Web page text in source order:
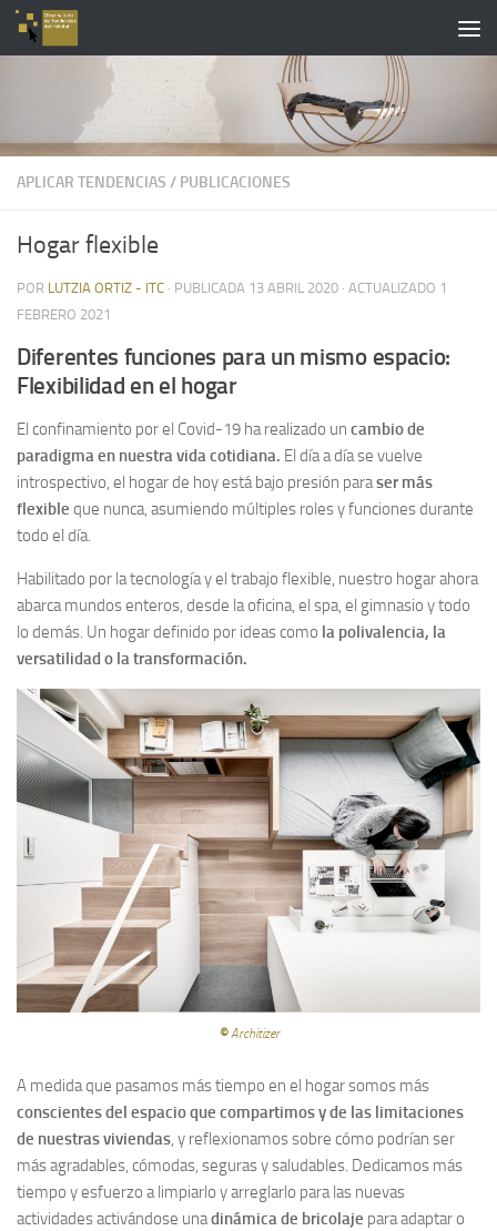
Saltar al contenido
APLICAR TENDENCIAS / PUBLICACIONES
Hogar flexible
POR LUTZIA ORTIZ - ITC · PUBLICADA 13 ABRIL 2020 · ACTUALIZADO 1
FEBRERO 2021
Diferentes funciones para un mismo espacio:
Flexibilidad en el hogar
El confinamiento por el Covid-19 ha realizado un cambio de
paradigma en nuestra vida cotidiana. El día a día se vuelve
introspectivo, el hogar de hoy está bajo presión paraser más
flexible que nunca, asumiendo múltiples roles y funciones durante
todo el día.
Habilitado por la tecnología y el trabajo flexible, nuestro hogar ahora
abarca mundos enteros, desde la oficina, el spa, el gimnasio y todo
lo demás. Un hogar definido por ideas como la polivalencia, la
versatilidad o la transformación.
© Architizer
A medida que pasamos más tiempo en el hogar somos más
conscientes del espacio que compartimos y de las limitaciones
de nuestras viviendas, y reflexionamos sobre cómo podrían ser
más agradables, cómodas, seguras y saludables. Dedicamos más
tiempo y esfuerzo a limpiarlo y arreglarlo para las nuevas
actividades activándose unadinámica de bricolaje para adaptar o